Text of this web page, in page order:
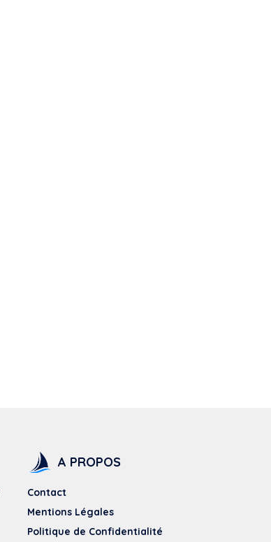
A PROPOS
Contact
Mentions Légales
Politique de Confidentialité